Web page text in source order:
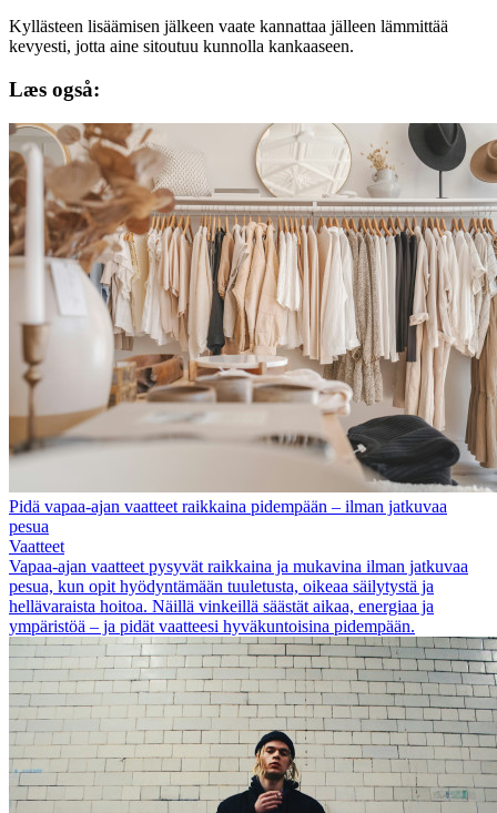
Kyllästeen lisäämisen jälkeen vaate kannattaa jälleen lämmittää
kevyesti, jotta aine sitoutuu kunnolla kankaaseen.
Læs også:
Pidä vapaa-ajan vaatteet raikkaina pidempään – ilman jatkuvaa
pesua
Vaatteet
Vapaa-ajan vaatteet pysyvät raikkaina ja mukavina ilman jatkuvaa
pesua, kun opit hyödyntämään tuuletusta, oikeaa säilytystä ja
hellävaraista hoitoa. Näillä vinkeillä säästät aikaa, energiaa ja
ympäristöä – ja pidät vaatteesi hyväkuntoisina pidempään.